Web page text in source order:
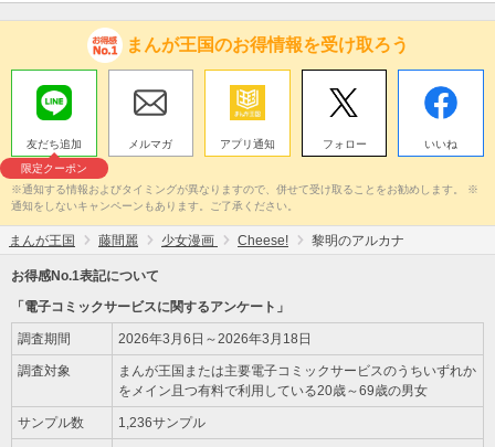
まんが王国のお得情報を受け取ろう
友だち追加
限定クーポン
メルマガ アプリ通知 フォロー いいね
※通知する情報およびタイミングが異なりますので、併せて受け取ることをお勧めします。 ※
通知をしないキャンペーンもあります。ご了承ください。
まんが王国 藤間麗 少女漫画 Cheese! 黎明のアルカナ
お得感No.1表記について
「電子コミックサービスに関するアンケート」
調査期間 2026年3月6日～2026年3月18日
調査対象
まんが王国または主要電子コミックサービスのうちいずれか
をメイン且つ有料で利用している20歳～69歳の男女
サンプル数 1,236サンプル